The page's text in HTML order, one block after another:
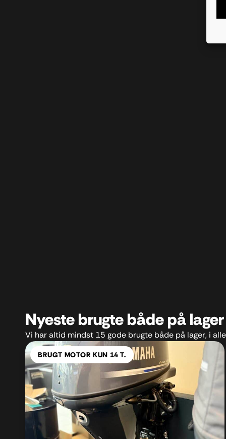
Nyeste brugte både på lager
Vi har altid mindst 15 gode brugte både på lager, i
BRUGT MOTOR KUN 14 T.